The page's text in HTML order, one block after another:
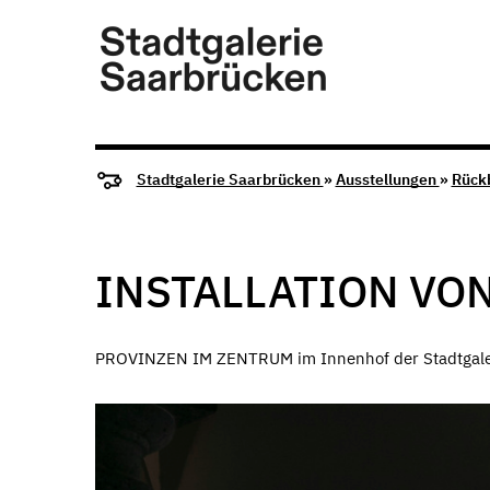
Stadtgalerie Saarbrücken »Ausstellungen »
INSTALLATION
PROVINZEN IM ZENTRUM im Innenhof der